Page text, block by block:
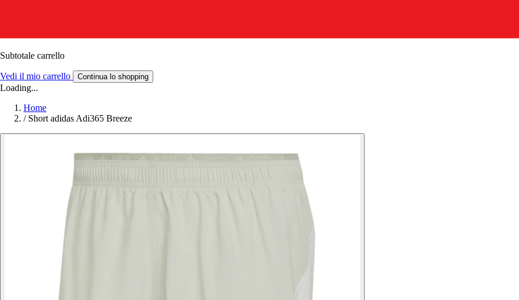
Subtotale carrello
Vedi il mio carrello Continua lo shopping
Loading...
Home
/ Short adidas Adi365 Breeze